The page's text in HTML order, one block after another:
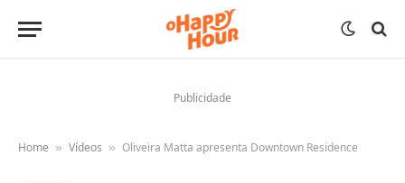
Publicidade
Home » Vídeos » Oliveira Matta apresenta Downtown Residence